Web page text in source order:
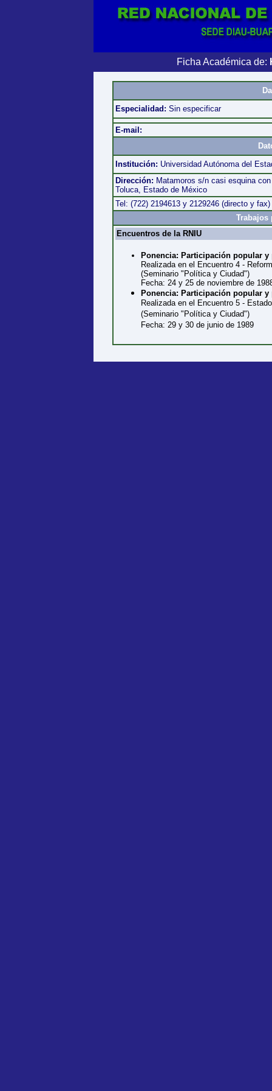
Ficha Académica de:
Especialidad: Sin especificar
E-mail:
Institución: Universidad Autónoma del
Dirección: Matamoros s/n casi esquina
Toluca, Estado de México
Tel: (722) 2194613 y 2129246 (directo y fax)
Trabajos
Encuentros de la RNIU
Ponencia: Participación popular
Realizada en el Encuentro 4 -
(Seminario "Política y Ciudad")
Fecha: 24 y 25 de noviembre de
Ponencia: Participación popular
Realizada en el Encuentro 5 -
(Seminario "Política y Ciudad")
Fecha: 29 y 30 de junio de 1989